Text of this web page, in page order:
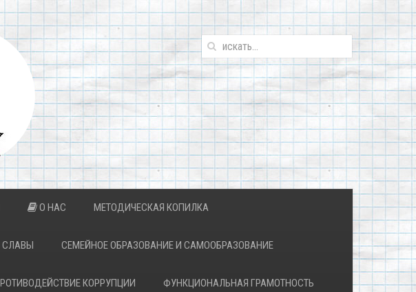
О НАС МЕТОДИЧЕСКАЯ КОПИЛКА
СЛАВЫ СЕМЕЙНОЕ ОБРАЗОВАНИЕ И САМООБРАЗОВАНИЕ
КОРРУПЦИИ ФУНКЦИОНАЛЬНАЯ ГРАМОТНОСТЬ